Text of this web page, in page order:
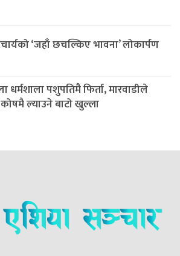
‘जहाँ छचल्किए भावना’ लोकार्पण
धर्मशाला पशुपतिमै फिर्ता, मारवाडीले
ल्याउने बाटो खुल्ला